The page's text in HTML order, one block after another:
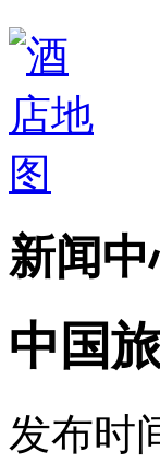
新闻中
中国
发布时